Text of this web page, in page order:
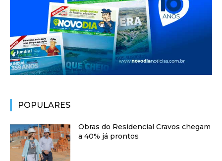
POPULARES
Obras do Residencial Cravos chegam
a 40% já prontos